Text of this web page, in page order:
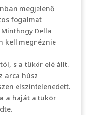
megjelenő
fogalmat
Della
kell megnéznie
s a tükör elé állt.
arca húsz
elszíntelenedett.
a haját a tükör